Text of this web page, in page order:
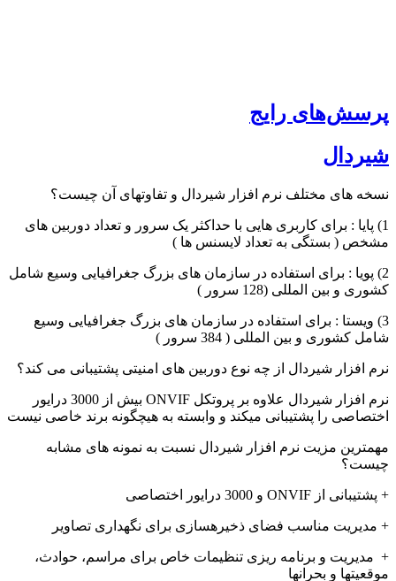
پرسش‌های رایج
شیردال
نسخه های مختلف نرم افزار شیردال و تفاوتهای آن چیست؟
1) پایا : برای کاربری هایی با حداکثر یک سرور و تعداد دوربین های
مشخص ( بستگی به تعداد لایسنس ها )
2) پویا : برای استفاده در سازمان های بزرگ جغرافیایی وسیع شامل
کشوری و بین المللی (128 سرور )
3) ویستا : برای استفاده در سازمان های بزرگ جغرافیایی وسیع
شامل کشوری و بین المللی ( 384 سرور )
نرم افزار شیردال از چه نوع دوربین های امنیتی پشتیبانی می کند؟
نرم افزار شیردال علاوه بر پروتکل ONVIF بیش از 3000 درایور
اختصاصی را پشتیبانی میکند و وابسته به هیچگونه برند خاصی نیست
مهمترین مزیت نرم افزار شیردال نسبت به نمونه های مشابه
چیست؟
+ پشتیبانی از ONVIF و 3000 درایور اختصاصی
+ مدیریت مناسب فضای ذخیرهسازی برای نگهداری تصاویر
+ مدیریت و برنامه ریزی تنظیمات خاص برای مراسم، حوادث،
موقعیتها و بحرانها